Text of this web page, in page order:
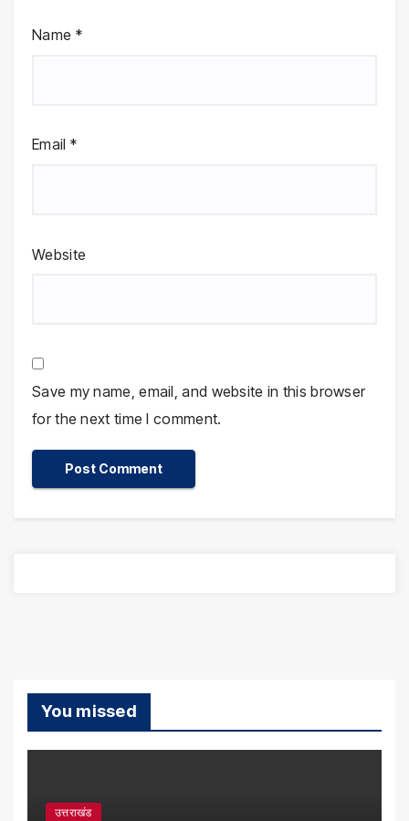
Name *
Email *
Website
Save my name, email, and website in this browser
for the next time I comment.
You missed
उत्तराखंड